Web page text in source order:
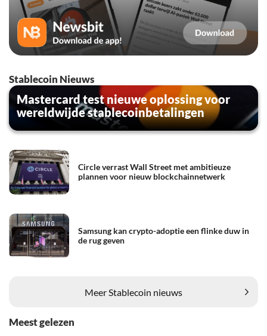
Stablecoin Nieuws
Mastercard test nieuwe oplossing voor
wereldwijde stablecoinbetalingen
Circle verrast Wall Street met ambitieuze
plannen voor nieuw blockchainnetwerk
Samsung kan crypto-adoptie een flinke duw in
de rug geven
Meer Stablecoin nieuws
Meest gelezen